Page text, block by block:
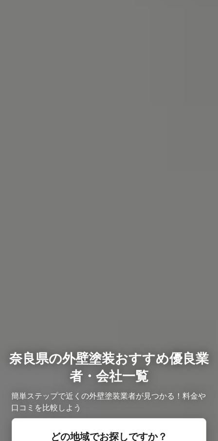
奈良県の外壁塗装おすすめ優良業
者・会社一覧
簡単ステップで近くの外壁塗装業者が見つかる！料金や
口コミを比較しよう
どの地域でお探しですか？